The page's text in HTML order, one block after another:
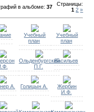
в альбоме:37 Страницы:
1 2 »
Учебный
план
Учебный
план
Ольденбургский
П.Г.
Васильев
А. Голицын А.
Жербин
И.Ф.